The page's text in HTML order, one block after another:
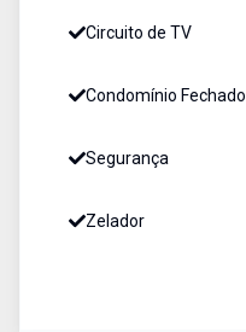
Circuito de TV
Condomínio Fechado
Segurança
Zelador